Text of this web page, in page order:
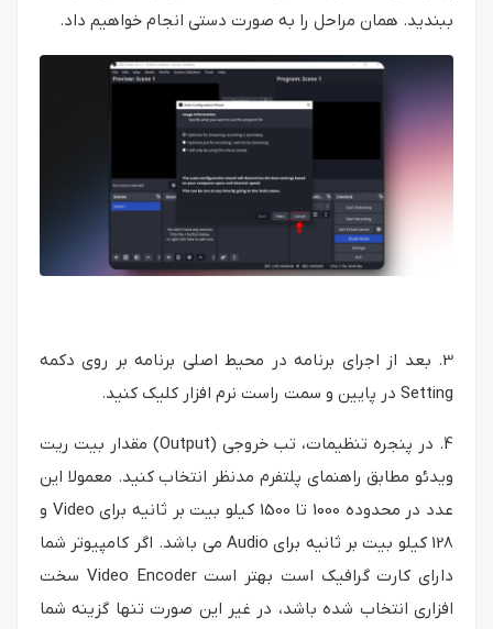
ببندید. همان مراحل را به صورت دستی انجام خواهیم داد.
3. بعد از اجرای برنامه در محیط اصلی برنامه بر روی دکمه
Setting در پایین و سمت راست نرم افزار کلیک کنید.
4. در پنجره تنظیمات، تب خروجی (Output) مقدار بیت ریت
ویدئو مطابق راهنمای پلتفرم مدنظر انتخاب کنید. معمولا این
عدد در محدوده 1000 تا 1500 کیلو بیت بر ثانیه برای Video و
128 کیلو بیت بر ثانیه برای Audio می باشد. اگر کامپیوتر شما
دارای کارت گرافیک است بهتر است Video Encoder سخت
افزاری انتخاب شده باشد، در غیر این صورت تنها گزینه شما